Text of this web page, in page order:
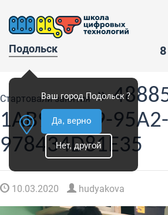
Подольск
Ваш город Подольск ?
Да, верно
Нет, другой
Стартовали занятия»
1AB9-4D79-95A2-
978434D81E35
10.03.2020 hudyakova